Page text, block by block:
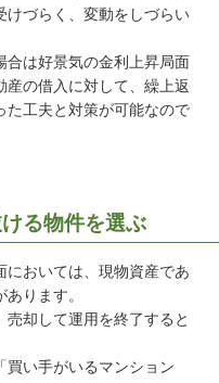
けづらく、変動をしづらい
合は好景気の金利上昇局面
の借入に対して、繰上返
た工夫と対策が可能なので
る物件を選ぶ
においては、現物資産であ
ります。
却して運用を終了すると
買い手がいるマンション